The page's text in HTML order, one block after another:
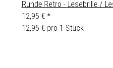
Runde Retro - Lesebrille /
12,95 € *
12,95 € pro 1 Stück